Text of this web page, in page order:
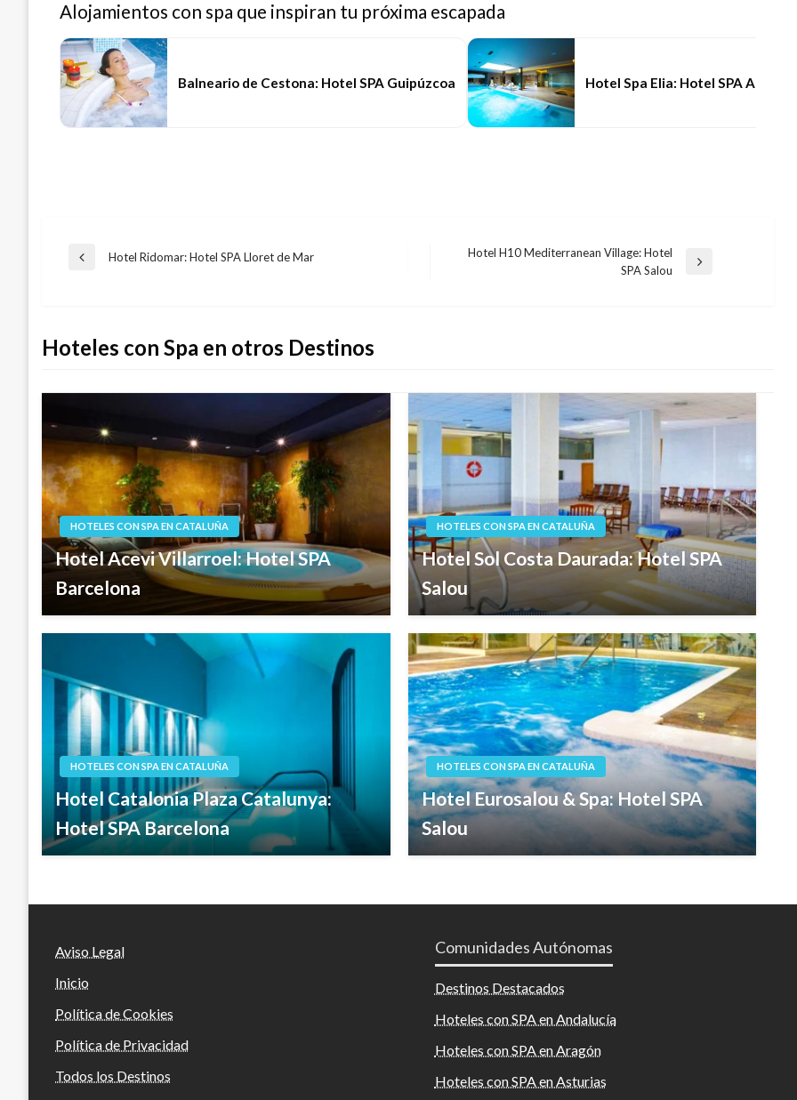
Alojamientos con spa que inspiran tu próxima escapada
Balneario de Cestona: Hotel SPA Guipúzcoa Hotel Spa Elia: Hotel SPA Albacete
Navegación
entradas
Entrada
Hotel Ridomar: Hotel SPA Lloret de Mar
Hotel H10 Mediterranean Village: Hotel
SPA Salou
Hoteles con Spa en otros Destinos
HOTELES CON SPA EN CATALUÑA
Hotel Acevi Villarroel: Hotel SPA
Barcelona
HOTELES CON SPA EN CATALUÑA
Hotel Sol Costa Daurada: Hotel SPA
Salou
HOTELES CON SPA EN CATALUÑA
Hotel Catalonia Plaza Catalunya:
Hotel SPA Barcelona
HOTELES CON SPA EN CATALUÑA
Hotel Eurosalou & Spa: Hotel SPA
Salou
Aviso Legal
Inicio
Política de Cookies
Política de Privacidad
Todos los Destinos
Comunidades Autónomas
Destinos Destacados
Hoteles con SPA en Andalucía
Hoteles con SPA en Aragón
Hoteles con SPA en Asturias